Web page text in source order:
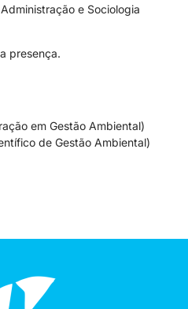
e Sociologia
presença.
em Gestão Ambiental)
de Gestão Ambiental)